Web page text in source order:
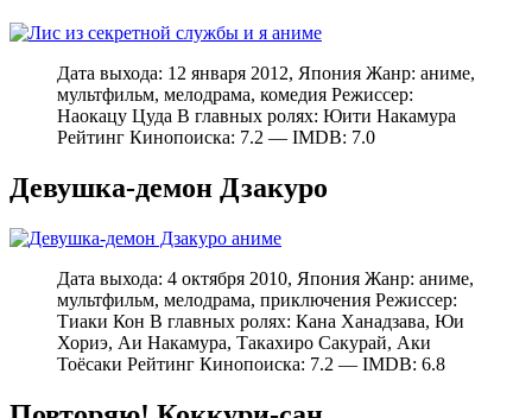
Дата выхода: 12 января 2012, Япония Жанр: аниме,
мультфильм, мелодрама, комедия Режиссер:
Наокацу Цуда В главных ролях: Юити Накамура
Рейтинг Кинопоиска: 7.2 — IMDB: 7.0
Девушка-демон Дзакуро
Дата выхода: 4 октября 2010, Япония Жанр: аниме,
мультфильм, мелодрама, приключения Режиссер:
Тиаки Кон В главных ролях: Кана Ханадзава, Юи
Хориэ, Аи Накамура, Такахиро Сакурай, Аки
Тоёсаки Рейтинг Кинопоиска: 7.2 — IMDB: 6.8